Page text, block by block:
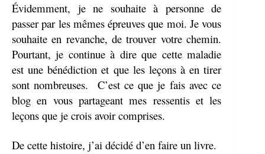
Évidemment, je ne souhaite à personne de
passer par les mêmes épreuves que moi. Je vous
souhaite en revanche, de trouver votre chemin.
Pourtant, je continue à dire que cette maladie
est une bénédiction et que les leçons à en tirer
sont nombreuses. C’est ce que je fais avec ce
blog en vous partageant mes ressentis et les
leçons que je crois avoir comprises.
De cette histoire, j’ai décidé d’en faire un livre.